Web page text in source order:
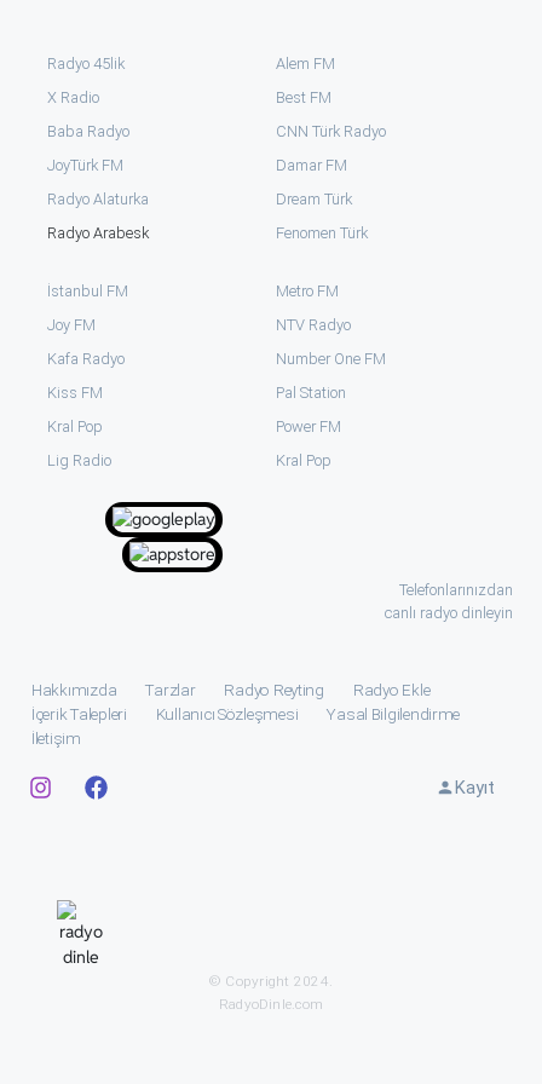
Radyo 45lik
X Radio
Baba Radyo
JoyTürk FM
Radyo Alaturka
Radyo Arabesk
Alem FM
Best FM
CNN Türk Radyo
Damar FM
Dream Türk
Fenomen Türk
İstanbul FM
Joy FM
Kafa Radyo
Kiss FM
Kral Pop
⁠Lig Radio
Metro FM
NTV Radyo
Number One FM
Pal Station
Power FM
Kral Pop
Telefonlarınızdan
canlı radyo dinleyin
Hakkımızda Tarzlar Radyo Reyting
Radyo Ekle
İçerik Talepleri
Kullanıcı Sözleşmesi
Yasal Bilgilendirme
İletişim
Kayıt
© Copyright 2024.
RadyoDinle.com